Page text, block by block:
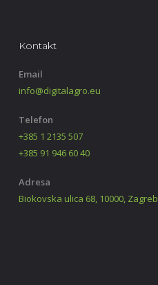
Kontakt
Email
info@digitalagro.eu
Telefon
+385 1 2135 507
+385 91 946 60 40
Adresa
Biokovska ulica 68, 10000, Zagreb